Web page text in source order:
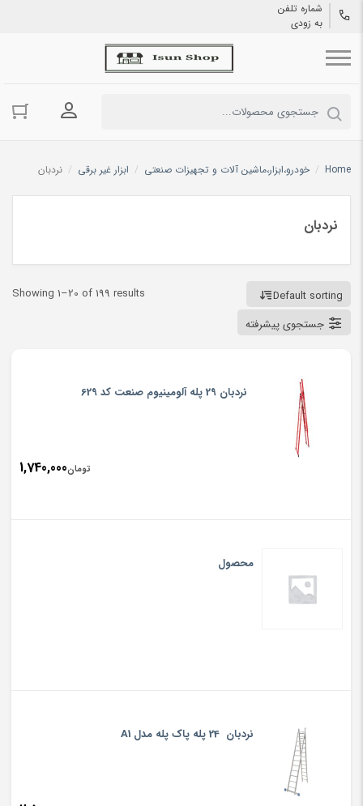
شماره تلفن
به زودی
ورود به
Home
/ خودرو،ابزار،ماشین آلات و تجهیزات صنعتی / ابزار غیر برقی / نردبان
نردبان
Showing 1–20 of 199 results
Default sorting
جستجوی پیشرفته
نردبان 29 پله آلومینیوم صنعت کد 629
تومان1,740,000
محصول
نردبان 24 پله پاک پله مدل A1